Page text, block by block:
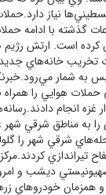
نياز
گذشته با ادامه
است. ارتش رژيم
خانه‌هاي
شمار
هوايي را همراه
انجام
به مناطق شرقي شهر
شرقي شهر را
تيراندازي
ديشب و
همزمان خودروهاي